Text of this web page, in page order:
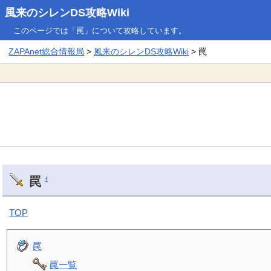
風来のシレンDS攻略Wiki
このページでは「罠」について攻略しています。
ZAPAnet総合情報局 > 風来のシレンDS攻略Wiki > 罠
罠 †
TOP
罠
罠一覧